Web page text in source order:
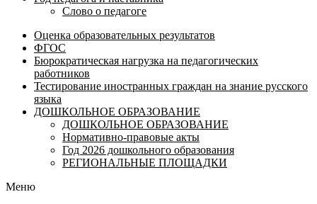
Слово о педагоге
Оценка образовательных результатов
ФГОС
Бюрократическая нагрузка на педагогических
работников
Тестирование иностранных граждан на знание русского
языка
ДОШКОЛЬНОЕ ОБРАЗОВАНИЕ
ДОШКОЛЬНОЕ ОБРАЗОВАНИЕ
Нормативно-правовые акты
Год 2026 дошкольного образования
РЕГИОНАЛЬНЫЕ ПЛОЩАДКИ
Меню